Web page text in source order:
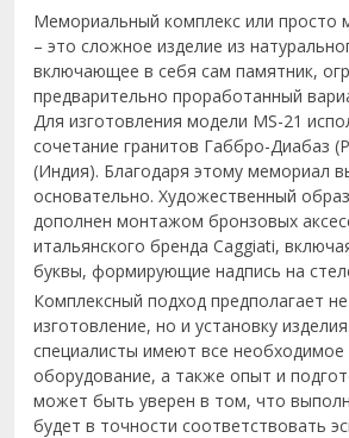
Мемориальный комплекс или просто
– это сложное изделие из
включающее в себя сам памятник,
предварительно проработанный
Для изготовления модели MS-21
сочетание гранитов Габбро-Диабаз
(Индия). Благодаря этому мемориал
основательно. Художественный
дополнен монтажом бронзовых
итальянского бренда Caggiati,
буквы, формирующие надпись на
Комплексный подход предполагает
изготовление, но и установку
специалисты имеют все необходимое
оборудование, а также опыт и
может быть уверен в том, что
будет в точности соответствовать